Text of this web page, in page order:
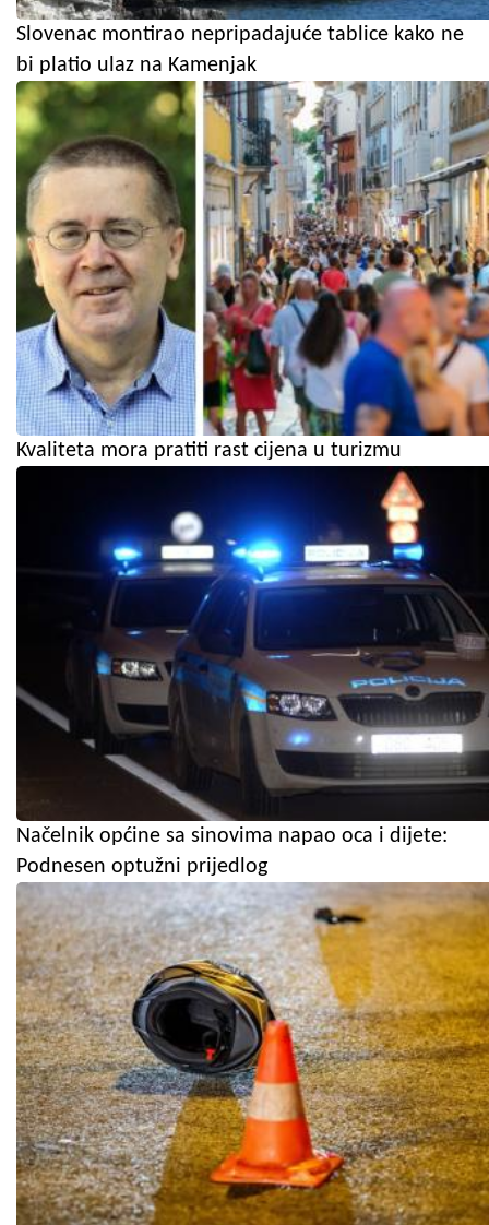
Slovenac montirao nepripadajuće tablice kako ne
bi platio ulaz na Kamenjak
Kvaliteta mora pratiti rast cijena u turizmu
Načelnik općine sa sinovima napao oca i dijete:
Podnesen optužni prijedlog